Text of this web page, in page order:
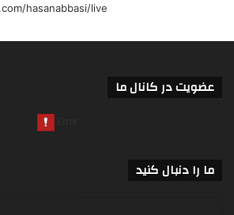
hasanabbasi/live
عضویت در کانال ما
ما را دنبال کنید